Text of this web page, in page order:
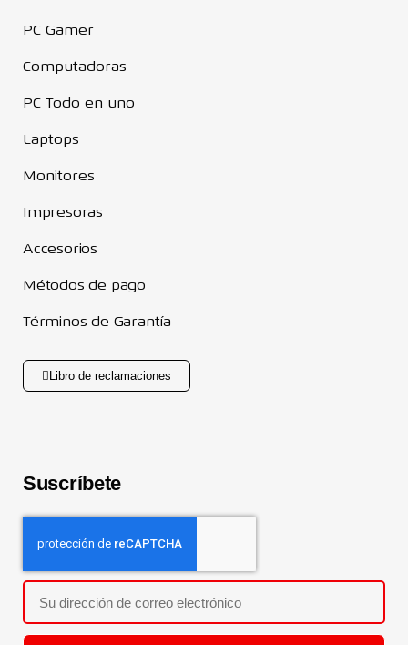
PC Gamer
Computadoras
PC Todo en uno
Laptops
Monitores
Impresoras
Accesorios
Métodos de pago
Términos de Garantía
Libro de reclamaciones
Suscríbete